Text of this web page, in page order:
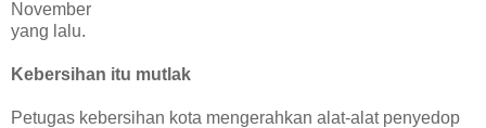
November
yang lalu.
Kebersihan itu mutlak
Petugas kebersihan kota mengerahkan alat-alat penyedop